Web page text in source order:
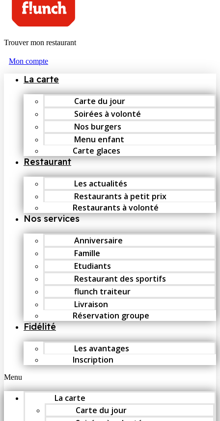
Trouver mon restaurant
Mon compte
La carte
Carte du jour
Soirées à volonté
Nos burgers
Menu enfant
Carte glaces
Restaurant
Les actualités
Restaurants à petit prix
Restaurants à volonté
Nos services
Anniversaire
Famille
Etudiants
Restaurant des sportifs
flunch traiteur
Livraison
Réservation groupe
Fidélité
Les avantages
Inscription
Menu
La carte
Carte du jour